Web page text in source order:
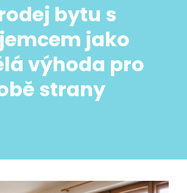
bytu s
jako
výhoda pro
strany